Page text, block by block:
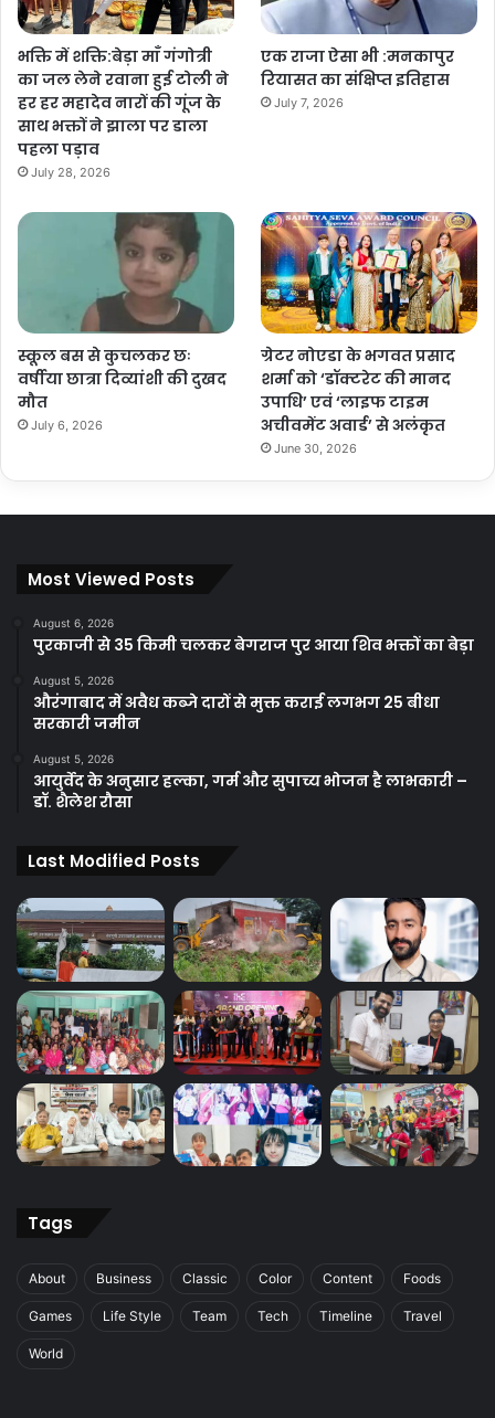
भक्ति में शक्ति:बेड़ा माँ गंगोत्री
का जल लेने रवाना हुई टोली ने
हर हर महादेव नारों की गूंज के
साथ भक्तों ने झाला पर डाला
पहला पड़ाव
July 28, 2026
एक राजा ऐसा भी :मनकापुर
रियासत का संक्षिप्त इतिहास
July 7, 2026
स्कूल बस से कुचलकर छः
वर्षीया छात्रा दिव्यांशी की दुखद
मौत
July 6, 2026
ग्रेटर नोएडा के भगवत प्रसाद
शर्मा को ‘डॉक्टरेट की मानद
उपाधि’ एवं ‘लाइफ टाइम
अचीवमेंट अवार्ड’ से अलंकृत
June 30, 2026
Most Viewed Posts
August 6, 2026
पुरकाजी से 35 किमी चलकर बेगराज पुर आया शिव भक्तों का बेड़ा
August 5, 2026
औरंगाबाद में अवैध कब्जे दारों से मुक्त कराई लगभग 25 बीधा
सरकारी जमीन
August 5, 2026
आयुर्वेद के अनुसार हल्का, गर्म और सुपाच्य भोजन है लाभकारी –
डॉ. शैलेश रौसा
Last Modified Posts
Tags
About Business Classic Color Content Foods
Games Life Style Team Tech Timeline Travel
World